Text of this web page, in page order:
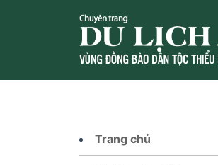
Trang chủ